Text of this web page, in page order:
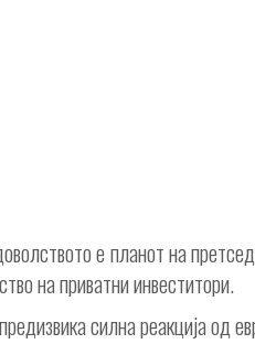
е планот на
на приватни инвеститори.
силна реакција од